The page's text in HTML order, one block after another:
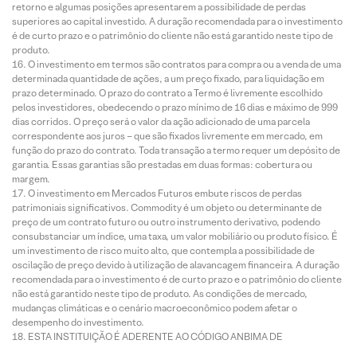
retorno e algumas posições apresentarem a possibilidade de perdas
superiores ao capital investido. A duração recomendada para o investimento
é de curto prazo e o patrimônio do cliente não está garantido neste tipo de
produto.
O investimento em termos são contratos para compra ou a venda de uma
determinada quantidade de ações, a um preço fixado, para liquidação em
prazo determinado. O prazo do contrato a Termo é livremente escolhido
pelos investidores, obedecendo o prazo mínimo de 16 dias e máximo de 999
dias corridos. O preço será o valor da ação adicionado de uma parcela
correspondente aos juros – que são fixados livremente em mercado, em
função do prazo do contrato. Toda transação a termo requer um depósito de
garantia. Essas garantias são prestadas em duas formas: cobertura ou
margem.
O investimento em Mercados Futuros embute riscos de perdas
patrimoniais significativos. Commodity é um objeto ou determinante de
preço de um contrato futuro ou outro instrumento derivativo, podendo
consubstanciar um índice, uma taxa, um valor mobiliário ou produto físico. É
um investimento de risco muito alto, que contempla a possibilidade de
oscilação de preço devido à utilização de alavancagem financeira. A duração
recomendada para o investimento é de curto prazo e o patrimônio do cliente
não está garantido neste tipo de produto. As condições de mercado,
mudanças climáticas e o cenário macroeconômico podem afetar o
desempenho do investimento.
ESTA INSTITUIÇÃO É ADERENTE AO CÓDIGO ANBIMA DE